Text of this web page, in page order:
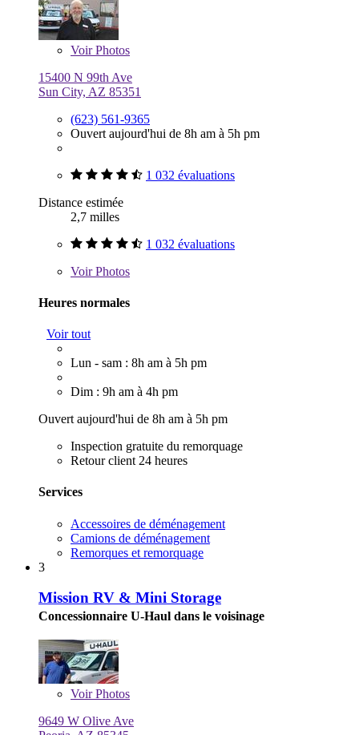
VoirPhotos
15400 N 99th Ave
Sun City, AZ 85351
(623) 561-9365
Ouvert aujourd'hui de 8h am à 5h pm
1 032 évaluations
Distance estimée
2,7 milles
1 032 évaluations
VoirPhotos
Heures normales
Voir tout
Lun - sam : 8h am à 5h pm
Dim : 9h am à 4h pm
Ouvert aujourd'hui de 8h am à 5h pm
Inspection gratuite du remorquage
Retour client 24 heures
Services
Accessoires de déménagement
Camions de déménagement
Remorques et remorquage
3
Mission RV & Mini Storage
Concessionnaire U-Haul dans le voisinage
VoirPhotos
9649 W Olive Ave